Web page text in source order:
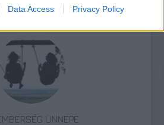
Data Access Privacy Policy
MINDENKIÉ!
ÜNNEPE